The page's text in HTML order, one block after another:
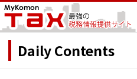
Daily Contents